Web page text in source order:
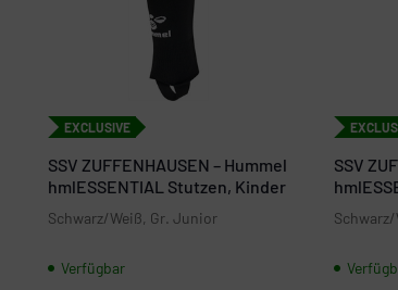
EXCLUSIVE
SSV ZUFFENHAUSEN – Hummel
hmlESSENTIAL Stutzen, Kinder
Schwarz/Weiß, Gr. Junior
Verfügbar
SSV